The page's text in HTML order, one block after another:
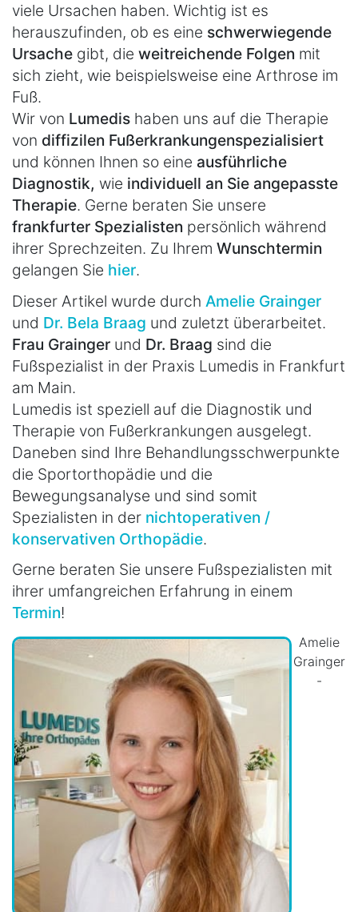
viele Ursachen haben. Wichtig ist es
herauszufinden, ob es eine schwerwiegende
Ursache gibt, die weitreichende Folgen mit
sich zieht, wie beispielsweise eine Arthrose im
Fuß.
Wir von Lumedis haben uns auf die Therapie
von diffizilen Fußerkrankungenspezialisiert
und können Ihnen so eine ausführliche
Diagnostik, wie individuell an Sie angepasste
Therapie. Gerne beraten Sie unsere
frankfurter Spezialisten persönlich während
ihrer Sprechzeiten. Zu Ihrem Wunschtermin
gelangen Sie hier.
Dieser Artikel wurde durch Amelie Grainger
und Dr. Bela Braag und zuletzt überarbeitet.
Frau Grainger und Dr. Braag sind die
Fußspezialist in der Praxis Lumedis in Frankfurt
am Main.
Lumedis ist speziell auf die Diagnostik und
Therapie von Fußerkrankungen ausgelegt.
Daneben sind Ihre Behandlungsschwerpunkte
die Sportorthopädie und die
Bewegungsanalyse und sind somit
Spezialisten in der nichtoperativen /
konservativen Orthopädie.
Gerne beraten Sie unsere Fußspezialisten mit
ihrer umfangreichen Erfahrung in einem
Termin!
Amelie
Grainger
-